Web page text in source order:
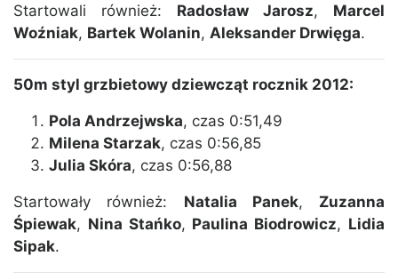
Startowali również: Radosław Jarosz, Marcel
Woźniak, Bartek Wolanin, Aleksander Drwięga.
50m styl grzbietowy dziewcząt rocznik 2012:
Pola Andrzejwska, czas 0:51,49
Milena Starzak, czas 0:56,85
Julia Skóra, czas 0:56,88
Startowały również: Natalia Panek, Zuzanna
Śpiewak, Nina Stańko, Paulina Biodrowicz, Lidia
Sipak.